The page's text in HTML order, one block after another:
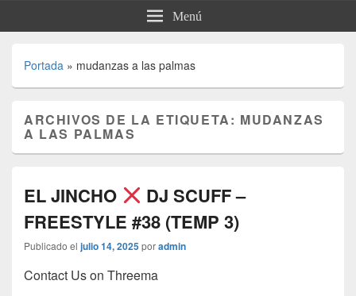
Menú
Portada » mudanzas a las palmas
ARCHIVOS DE LA ETIQUETA: MUDANZAS
A LAS PALMAS
EL JINCHO
DJ SCUFF –
FREESTYLE #38 (TEMP 3)
Publicado el julio 14, 2025poradmin
Contact Us on Threema